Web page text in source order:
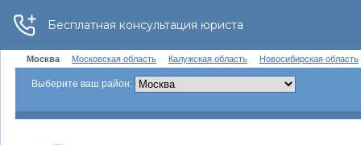
Москва Московская область Калужская область Новосибирская область
Выберите ваш район: